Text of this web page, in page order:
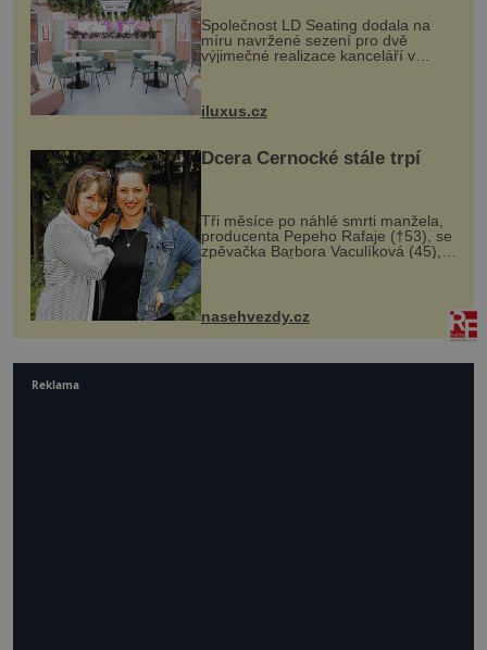
Společnost LD Seating dodala na
míru navržené sezení pro dvě
výjimečné realizace kanceláří v
areálu MediaCityUK v anglickém
budov Media...
iluxus.cz
Dcera Černocké stále trpí
Tři měsíce po náhlé smrti manžela,
producenta Pepeho Rafaje (†53), se
zpěvačka Barbora Vaculíková (45),
dcera Petry Černocké (75), poprvé
ozvala veřejnosti. Na sociální síti
sdílela, že se snaží fung...
nasehvezdy.cz
Reklama